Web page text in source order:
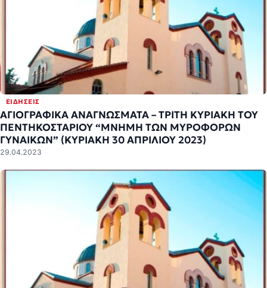
ΕΙΔΉΣΕΙΣ
ΑΓΙΟΓΡΑΦΙΚΑ ΑΝΑΓΝΩΣΜΑΤΑ – ΤΡΙΤΗ ΚΥΡΙΑΚΗ ΤΟΥ
ΠΕΝΤΗΚΟΣΤΑΡΙΟΥ “ΜΝΗΜΗ ΤΩΝ ΜΥΡΟΦΟΡΩΝ
ΓΥΝΑΙΚΩΝ” (ΚΥΡΙΑΚΗ 30 ΑΠΡΙΛΙΟΥ 2023)
29.04.2023